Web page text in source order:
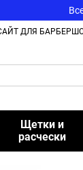
ДЛЯ
Щетки и
расчески